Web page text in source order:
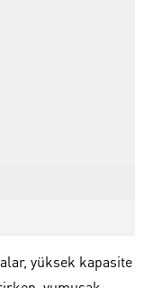
yüksek kapasite